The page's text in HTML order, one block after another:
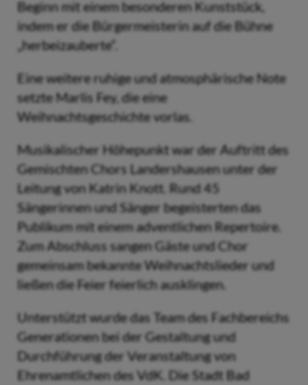
Beginn mit einem besonderen Kunststück,
indem er die Bürgermeisterin auf die Bühne
„herbeizauberte“.
Eine weitere ruhige und atmosphärische Note
setzte Marlis Fey, die eine
Weihnachtsgeschichte vorlas.
Musikalischer Höhepunkt war der Auftritt des
Gemischten Chors Landershausen unter der
Leitung von Katrin Knott. Rund 45
Sängerinnen und Sänger begeisterten das
Publikum mit einem adventlichen Repertoire.
Zum Abschluss sangen Gäste und Chor
gemeinsam bekannte Weihnachtslieder und
ließen die Feier feierlich ausklingen.
Unterstützt wurde das Team des Fachbereichs
Generationen bei der Gestaltung und
Durchführung der Veranstaltung von
Ehrenamtlichen des VdK. Die Stadt Bad